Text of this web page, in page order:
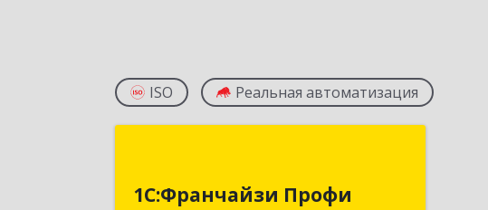
ISO Реальная автоматизация
1С:Франчайзи Профи
399784, Липецкая обл, Елец г,